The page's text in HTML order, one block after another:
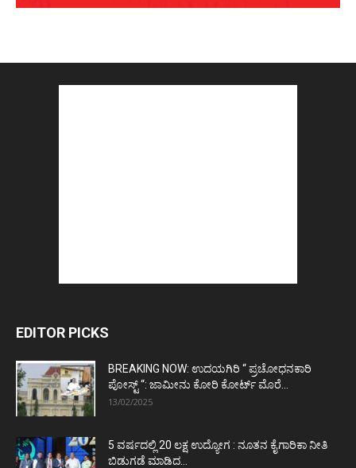
EDITOR PICKS
BREAKING NOW: ಉದಯಗಿರಿ “ ಪ್ರಚೋಧನಕಾರಿ
ಪೋಸ್ಟ್‌ “: ಜಾಮೀನು ಕೋರಿ ಕೋರ್ಟ್‌ ಮೊರೆ...
13/02/2025
5 ವರ್ಷದಲ್ಲಿ 20 ಲಕ್ಷ ಉದ್ಯೋಗ : ನೂತನ ಕೈಗಾರಿಕಾ ನೀತಿ
ಬಿಡುಗಡೆ ಮಾಡಿದ...